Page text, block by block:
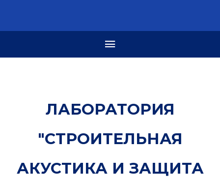
ЛАБОРАТОРИЯ
"СТРОИТЕЛЬНАЯ
АКУСТИКА И ЗАЩИТА